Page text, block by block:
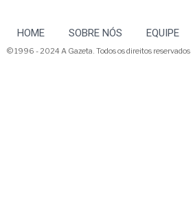
HOME SOBRE NÓS EQUIPE
© 1996 - 2024 A Gazeta. Todos os direitos reservados